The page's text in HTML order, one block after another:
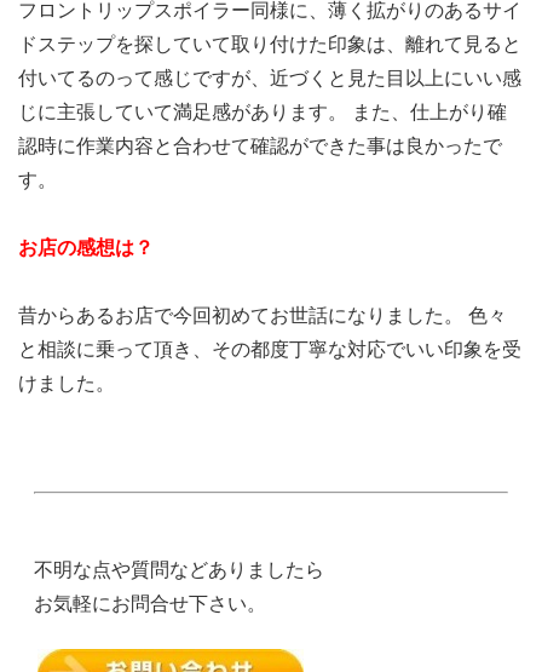
フロントリップスポイラー同様に、薄く拡がりのあるサイ
ドステップを探していて取り付けた印象は、離れて見ると
付いてるのって感じですが、近づくと見た目以上にいい感
じに主張していて満足感があります。 また、仕上がり確
認時に作業内容と合わせて確認ができた事は良かったで
す。
お店の感想は？
昔からあるお店で今回初めてお世話になりました。 色々
と相談に乗って頂き、その都度丁寧な対応でいい印象を受
けました。
不明な点や質問などありましたら
お気軽にお問合せ下さい。